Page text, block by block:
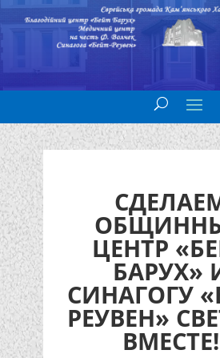
ЦЕНТР
БАРУХ»
СИНАГОГУ
РЕУВЕН»
ВМЕСТЕ!